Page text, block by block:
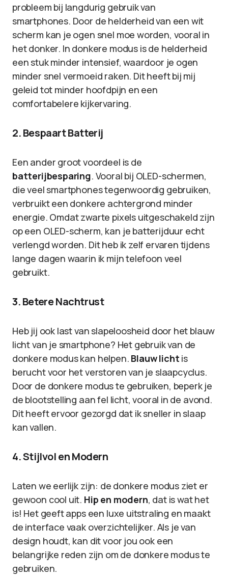
probleem bij langdurig gebruik van
smartphones. Door de helderheid van een wit
scherm kan je ogen snel moe worden, vooral in
het donker. In donkere modus is de helderheid
een stuk minder intensief, waardoor je ogen
minder snel vermoeid raken. Dit heeft bij mij
geleid tot minder hoofdpijn en een
comfortabelere kijkervaring.
2. Bespaart Batterij
Een ander groot voordeel is de
batterijbesparing. Vooral bij OLED-schermen,
die veel smartphones tegenwoordig gebruiken,
verbruikt een donkere achtergrond minder
energie. Omdat zwarte pixels uitgeschakeld zijn
op een OLED-scherm, kan je batterijduur echt
verlengd worden. Dit heb ik zelf ervaren tijdens
lange dagen waarin ik mijn telefoon veel
gebruikt.
3. Betere Nachtrust
Heb jij ook last van slapeloosheid door het blauw
licht van je smartphone? Het gebruik van de
donkere modus kan helpen. Blauw licht is
berucht voor het verstoren van je slaapcyclus.
Door de donkere modus te gebruiken, beperk je
de blootstelling aan fel licht, vooral in de avond.
Dit heeft ervoor gezorgd dat ik sneller in slaap
kan vallen.
4. Stijlvol en Modern
Laten we eerlijk zijn: de donkere modus ziet er
gewoon cool uit. Hip en modern, dat is wat het
is! Het geeft apps een luxe uitstraling en maakt
de interface vaak overzichtelijker. Als je van
design houdt, kan dit voor jou ook een
belangrijke reden zijn om de donkere modus te
gebruiken.